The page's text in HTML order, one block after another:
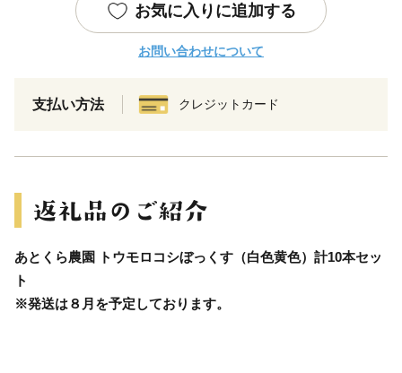
お気に入りに追加する
お問い合わせについて
支払い方法 クレジットカード
あとくら農園 トウモロコシぼっくす（白色黄色）計10本セッ
ト
※発送は８月を予定しております。